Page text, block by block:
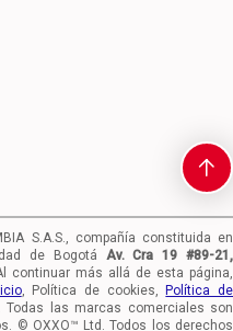
S.A.S., compañía constituida en
de Bogotá Av. Cra 19 #89-21,
continuar más allá de esta página,
, Política de cookies,
Política de
Todas las marcas comerciales son
© OXXO™ Ltd. Todos los derechos